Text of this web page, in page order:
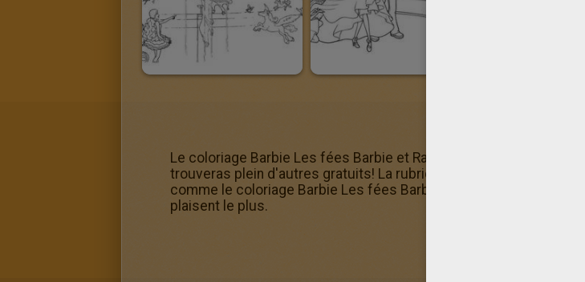
Le coloriage Barbie Les fées Barbie et Raquelle à colorier te
trouveras plein d'autres gratuits! La rubrique Coloriages Barbie
comme le coloriage Barbie Les fées Barbie et Raquelle à
plaisent le plus.